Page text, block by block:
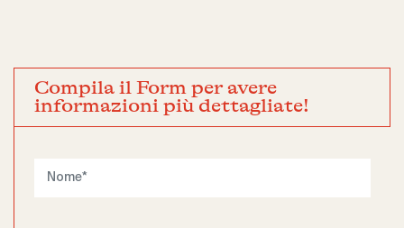
Compila il Form per avere
informazioni più dettagliate!